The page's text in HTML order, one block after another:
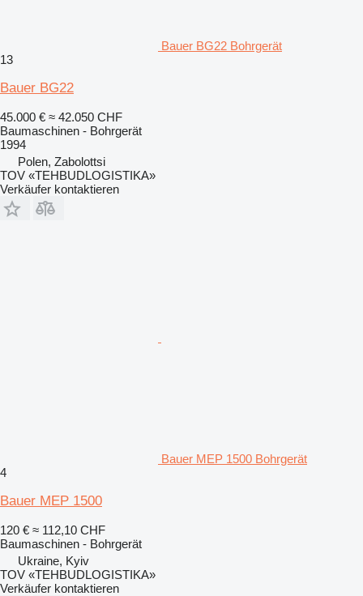
Bauer BG22 Bohrgerät
13
Bauer BG22
45.000 € ≈ 42.050 CHF
Baumaschinen - Bohrgerät
1994
Polen, Zabolottsi
TOV «TEHBUDLOGISTIKA»
Verkäufer kontaktieren
Bauer MEP 1500 Bohrgerät
4
Bauer MEP 1500
120 € ≈ 112,10 CHF
Baumaschinen - Bohrgerät
Ukraine, Kyiv
TOV «TEHBUDLOGISTIKA»
Verkäufer kontaktieren